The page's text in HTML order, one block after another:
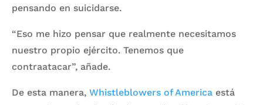
pensando en suicidarse.
“Eso me hizo pensar que realmente necesitamos
nuestro propio ejército. Tenemos que
contraatacar”, añade.
De esta manera, Whistleblowers of America está